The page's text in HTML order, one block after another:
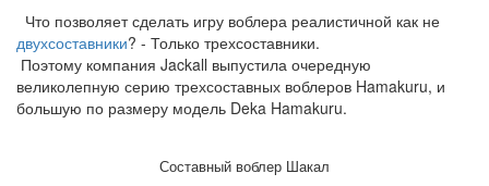
Что позволяет сделать игру воблера реалистичной как не
двухсоставники? - Только трехсоставники.
Поэтому компания Jackall выпустила очередную
великолепную серию трехсоставных воблеров Hamakuru, и
большую по размеру модель Deka Hamakuru.
Составный воблер Шакал